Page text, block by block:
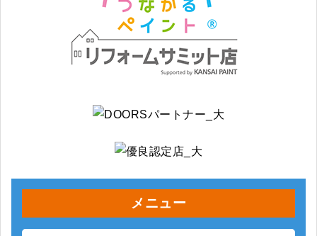
メニュー